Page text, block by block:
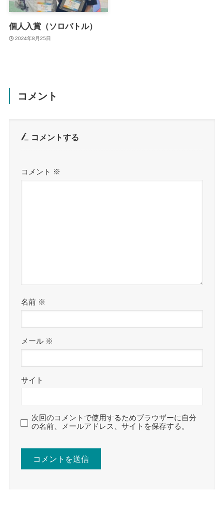
個人入賞（ソロバトル）
2024年8月25日
コメント
コメントする
コメント ※
名前 ※
メール ※
サイト
次回のコメントで使用するためブラウザーに自分
の名前、メールアドレス、サイトを保存する。